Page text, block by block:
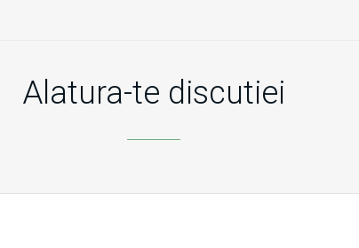
Alatura-te discutiei